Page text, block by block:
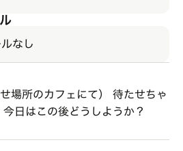
なし
場所のカフェにて） 待たせちゃ
日はこの後どうしようか？